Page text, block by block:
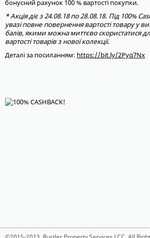
бонусний рахунок 100 % вартості покупки.
* Акція діє з 24.08.18 по 28.08.18. Під 100%
увазі повне повернення вартості товару у
балів, якими можна миттєво скористатися
вартості товарів з нової колекції.
Деталі за посиланням: https://bit.ly/2Pyq7Nx